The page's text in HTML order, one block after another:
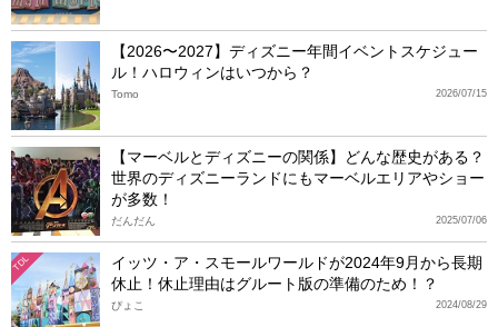
【2026〜2027】ディズニー年間イベントスケジュー
ル！ハロウィンはいつから？
2026/07/15
Tomo
【マーベルとディズニーの関係】どんな歴史がある？
世界のディズニーランドにもマーベルエリアやショー
が多数！
2025/07/06
だんだん
TDL
イッツ・ア・スモールワールドが2024年9月から長期
休止！休止理由はグルート版の準備のため！？
2024/08/29
ぴょこ